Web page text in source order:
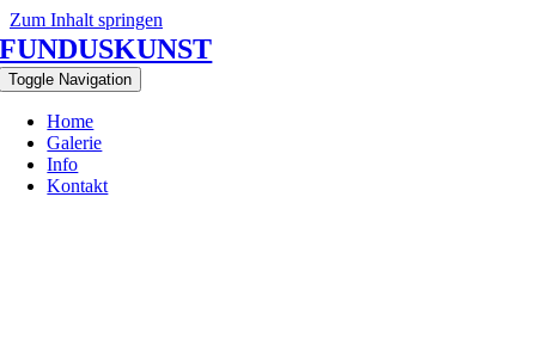
Zum Inhalt springen
FUNDUSKUNST
Toggle Navigation
Home
Galerie
Info
Kontakt